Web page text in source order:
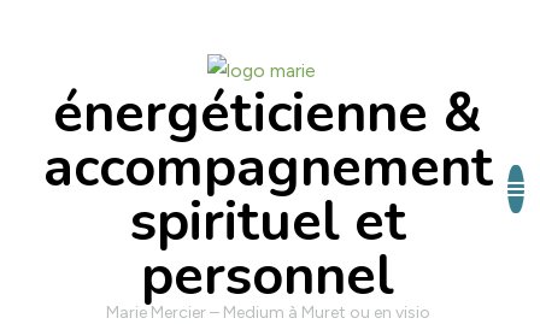
énergéticienne &
accompagnement
spirituel et
personnel
Marie Mercier – Medium à Muret ou en visio